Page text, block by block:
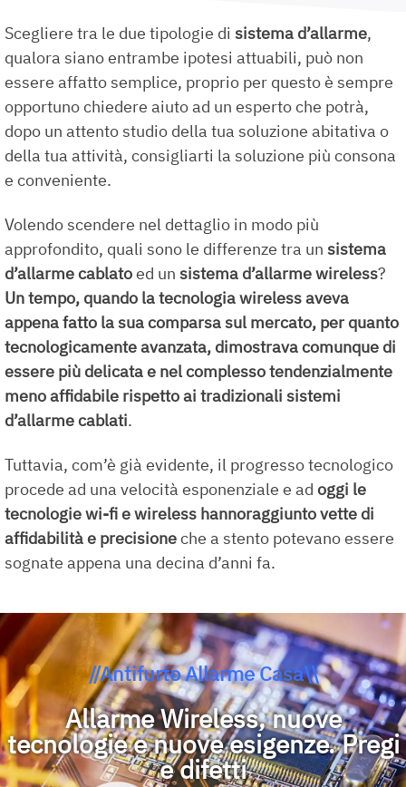
Scegliere tra le due tipologie di sistema d’allarme,
qualora siano entrambe ipotesi attuabili, può non
essere affatto semplice, proprio per questo è sempre
opportuno chiedere aiuto ad un esperto che potrà,
dopo un attento studio della tua soluzione abitativa o
della tua attività, consigliarti la soluzione più consona
e conveniente.
Volendo scendere nel dettaglio in modo più
approfondito, quali sono le differenze tra un sistema
d’allarme cablatoed un sistema d’allarme wireless?
Un tempo, quando la tecnologiawirelessaveva
appena fatto la sua comparsa sul mercato, per quanto
tecnologicamente avanzata, dimostrava comunque di
essere più delicata e nel complesso tendenzialmente
meno affidabile rispetto ai tradizionali sistemi
d’allarme cablati.
Tuttavia, com’è già evidente, il progresso tecnologico
procede ad una velocità esponenziale e ad oggi le
tecnologie wi-fi e wireless hannoraggiunto vette di
affidabilità e precisioneche a stento potevano essere
sognate appena una decina d’anni fa.
//Antifurto Allarme Casa\\
Allarme Wireless, nuove
tecnologie e nuove esigenze. Pregi
e difetti